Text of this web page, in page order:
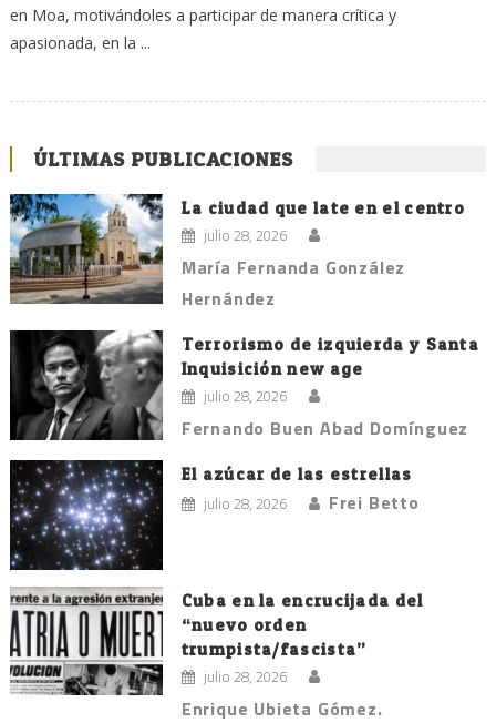
en Moa, motivándoles a participar de manera crítica y
apasionada, en la ...
ÚLTIMAS PUBLICACIONES
La ciudad que late en el centro
julio 28, 2026
María Fernanda González
Hernández
Terrorismo de izquierda y Santa
Inquisición new age
julio 28, 2026
Fernando Buen Abad Domínguez
El azúcar de las estrellas
julio 28, 2026 Frei Betto
Cuba en la encrucijada del
“nuevo orden
trumpista/fascista”
julio 28, 2026
Enrique Ubieta Gómez.